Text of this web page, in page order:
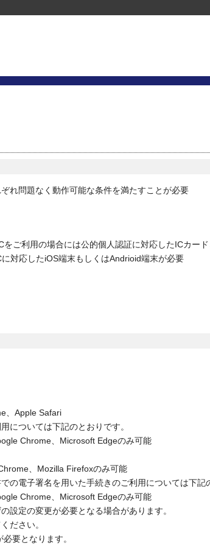
れ問題なく動作可能な条件を満たすことが必要
ご利用の場合には公的個人認証に対応したICカー
対応したiOS端末もしくはAndrioid端末が必要
、Apple Safari
については下記のとおりです。
Chrome、Microsoft Edgeのみ可能
、Mozilla Firefoxのみ可能
の電子署名を用いた手続きのご利用については下記
Chrome、Microsoft Edgeのみ可能
設定の変更が必要となる場合があります。
ださい。
要となります。